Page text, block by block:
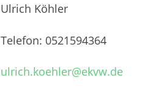
Ulrich Köhler
Telefon: 0521594364
ulrich.koehler@ekvw.de